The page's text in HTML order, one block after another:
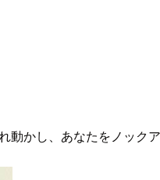
動かし、あなたをノック